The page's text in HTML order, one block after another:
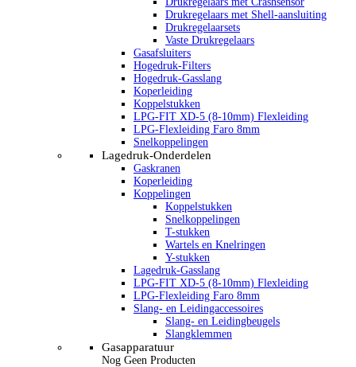
Drukregelaars met Shell-aansluiting
Drukregelaarsets
Vaste Drukregelaars
Gasafsluiters
Hogedruk-Filters
Hogedruk-Gasslang
Koperleiding
Koppelstukken
LPG-FIT XD-5 (8-10mm) Flexleiding
LPG-Flexleiding Faro 8mm
Snelkoppelingen
Lagedruk-Onderdelen
Gaskranen
Koperleiding
Koppelingen
Koppelstukken
Snelkoppelingen
T-stukken
Wartels en Knelringen
Y-stukken
Lagedruk-Gasslang
LPG-FIT XD-5 (8-10mm) Flexleiding
LPG-Flexleiding Faro 8mm
Slang- en Leidingaccessoires
Slang- en Leidingbeugels
Slangklemmen
Gasapparatuur
Nog Geen Producten